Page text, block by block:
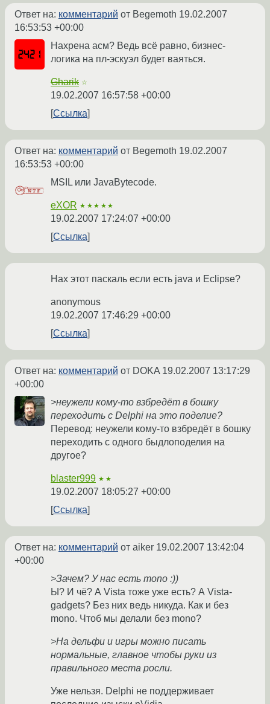
Ответ на: комментарий от Begemoth 19.02.2007
16:53:53 +00:00
Нахрена асм? Ведь всё равно, бизнес-
логика на пл-эскуэл будет ваяться.
Gharik ☆
19.02.2007 16:57:58 +00:00
Ссылка
Ответ на: комментарий от Begemoth 19.02.2007
16:53:53 +00:00
MSIL или JavaBytecode.
eXOR ★★★★★
19.02.2007 17:24:07 +00:00
Ссылка
Нах этот паскаль если есть java и Eclipse?
anonymous
19.02.2007 17:46:29 +00:00
Ссылка
Ответ на: комментарий от DOKA 19.02.2007 13:17:29
+00:00
>неужели кому-то взбредёт в бошку
переходить с Delphi на это поделие?
Перевод: неужели кому-то взбредёт в бошку
переходить с одного быдлоподелия на
другое?
blaster999 ★★
19.02.2007 18:05:27 +00:00
Ссылка
Ответ на: комментарий от aiker 19.02.2007 13:42:04
+00:00
>Зачем? У нас есть mono :))
Ы? И чё? А Vista тоже уже есть? А Vista-
gadgets? Без них ведь никуда. Как и без
mono. Чтоб мы делали без mono?
>На дельфи и игры можно писать
нормальные, главное чтобы руки из
правильного места росли.
Уже нельзя. Delphi не поддерживает